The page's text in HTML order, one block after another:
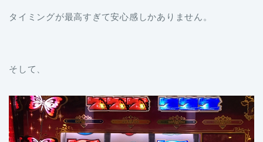
タイミングが最高すぎて安心感しかありません。
そして、